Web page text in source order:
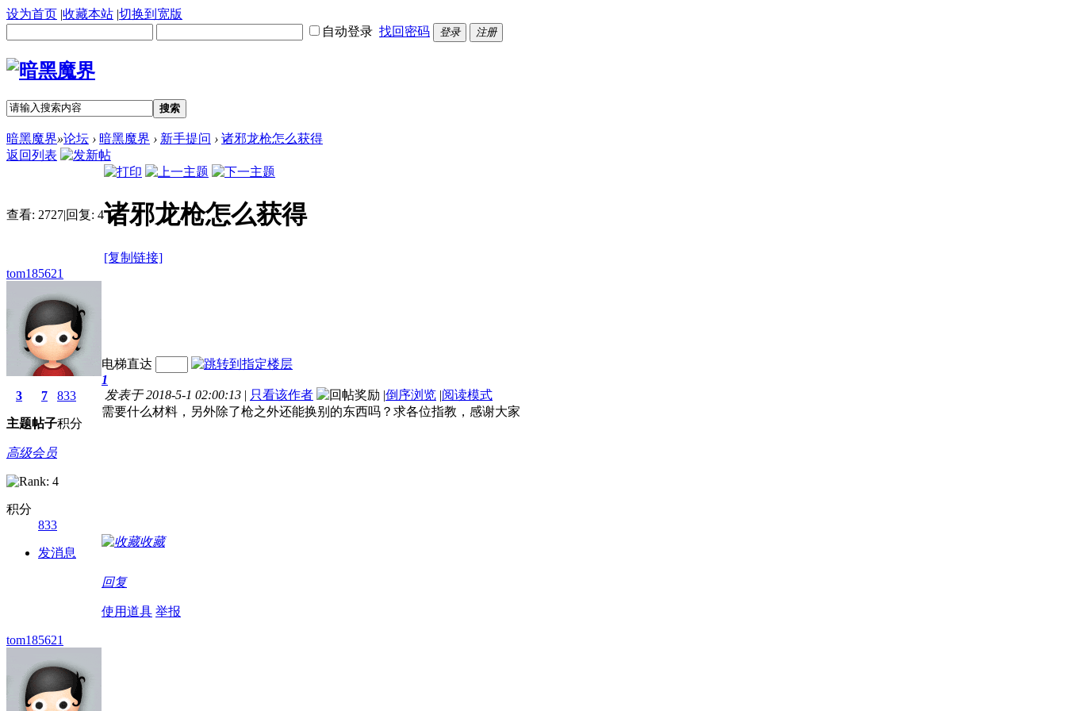
设为首页 |收藏本站 |切换到宽版
自动登录 找回密码 登录 注册
搜索
暗黑魔界»论坛 › 暗黑魔界 › 新手提问 › 诸邪龙枪怎么获得
返回列表
查看: 2727|回复: 4诸邪龙枪怎么获得
[复制链接]
tom185621
3
主题
7
帖子
833
积分
高级会员
积分
833
发消息
电梯直达
1
发表于 2018-5-1 02:00:13 | 只看该作者 |倒序浏览 |阅读模式
需要什么材料，另外除了枪之外还能换别的东西吗？求各位指教，感谢大家
收藏
回复
使用道具 举报
tom185621